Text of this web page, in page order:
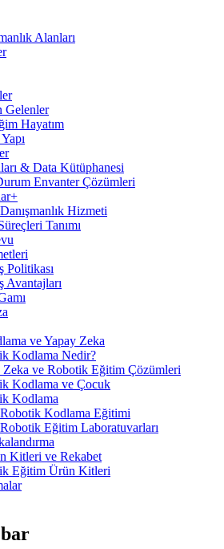
Alanları
Gelenler
Hayatım
& Data Kütüphanesi
Envanter Çözümleri
Hizmeti
Tanımı
Politikası
Avantajları
ve Yapay Zeka
Kodlama Nedir?
Zeka ve Robotik Eğitim Çözümleri
Kodlama ve Çocuk
Kodlama
Kodlama Eğitimi
Eğitim Laboratuvarları
Kitleri ve Rekabet
Eğitim Ürün Kitleri